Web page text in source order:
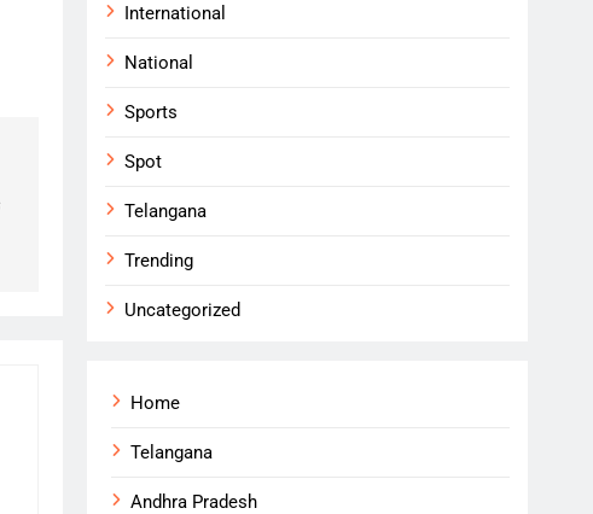
International
National
Sports
Spot
Telangana
Trending
Uncategorized
Home
Telangana
Andhra Pradesh